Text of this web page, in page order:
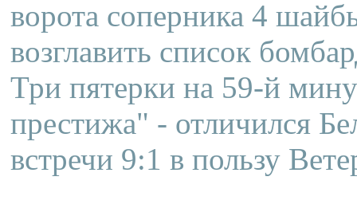
ворота соперника 4
возглавить список
Три пятерки на 59-й
престижа" - отличился
встречи 9:1 в пользу